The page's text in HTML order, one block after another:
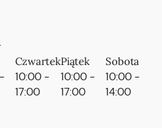
Czwartek
10:00 -
17:00
Piątek
10:00 -
17:00
Sobota
10:00 -
14:00